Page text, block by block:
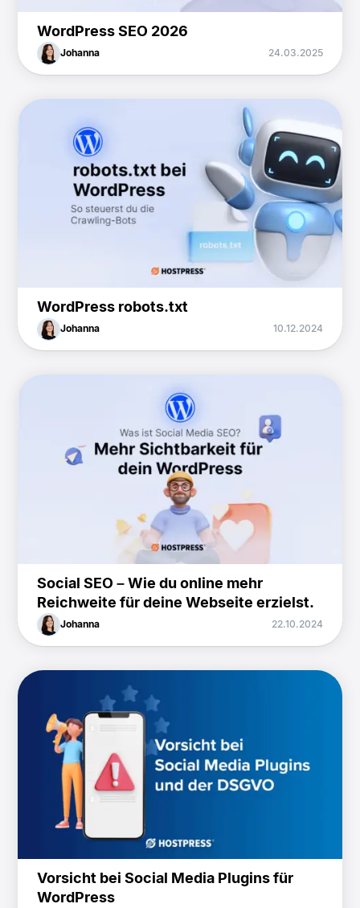
WordPress SEO 2026
Johanna 24.03.2025
WordPress robots.txt
Johanna 10.12.2024
Social SEO – Wie du online mehr
Reichweite für deine Webseite erzielst.
Johanna 22.10.2024
Vorsicht bei Social Media Plugins für
WordPress